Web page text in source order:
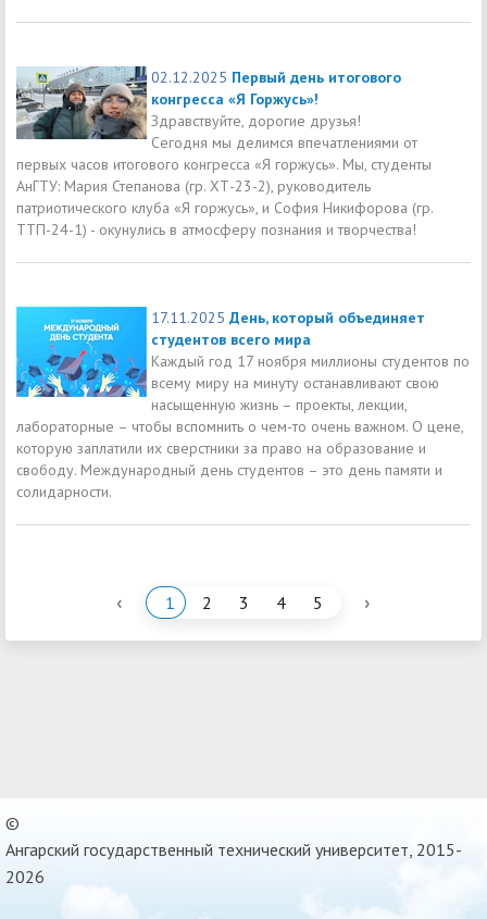
02.12.2025 Первый день итогового
конгресса «Я Горжусь»!
Здравствуйте, дорогие друзья!
Сегодня мы делимся впечатлениями от
первых часов итогового конгресса «Я горжусь». Мы, студенты
АнГТУ: Мария Степанова (гр. ХТ-23-2), руководитель
патриотического клуба «Я горжусь», и София Никифорова (гр.
ТТП-24-1) - окунулись в атмосферу познания и творчества!
17.11.2025 День, который объединяет
студентов всего мира
Каждый год 17 ноября миллионы студентов по
всему миру на минуту останавливают свою
насыщенную жизнь – проекты, лекции,
лабораторные – чтобы вспомнить о чем-то очень важном. О цене,
которую заплатили их сверстники за право на образование и
свободу. Международный день студентов – это день памяти и
солидарности.
‹ 1 2 3 4 5 ›
©
Ангарский государственный технический университет, 2015-
2026